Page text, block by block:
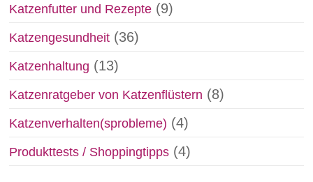
Katzenfutter und Rezepte (9)
Katzengesundheit (36)
Katzenhaltung (13)
Katzenratgeber von Katzenflüstern (8)
Katzenverhalten(sprobleme) (4)
Produkttests / Shoppingtipps (4)